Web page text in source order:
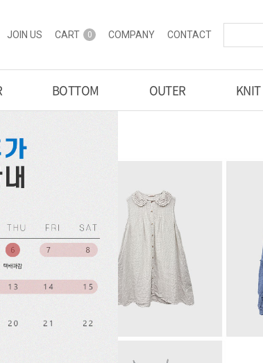
JOIN US CART 0 COMPANY CONTACT
BOTTOM OUTER KNIT